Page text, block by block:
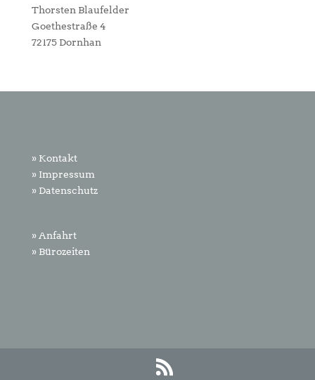
Thorsten Blaufelder
Goethestraße 4
72175 Dornhan
» Kontakt
» Impressum
» Datenschutz
» Anfahrt
» Bürozeiten